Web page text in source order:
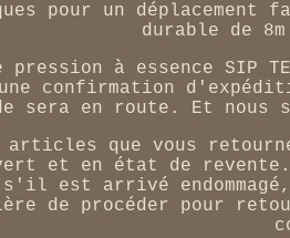
pour un
durable de
à essence SIP
une confirmation
sera en route. Et
que vous
et en état de
s'il est arrivé
de procéder pour